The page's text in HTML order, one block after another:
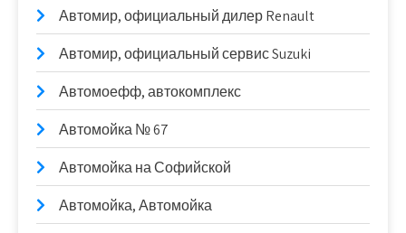
Автомир, официальный дилер Renault
Автомир, официальный сервис Suzuki
Автомоефф, автокомплекс
Автомойка № 67
Автомойка на Софийской
Автомойка, Автомойка